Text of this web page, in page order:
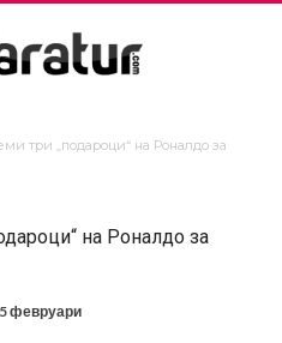
три „подароци“ на Роналдо за
на Роналдо за
февруари